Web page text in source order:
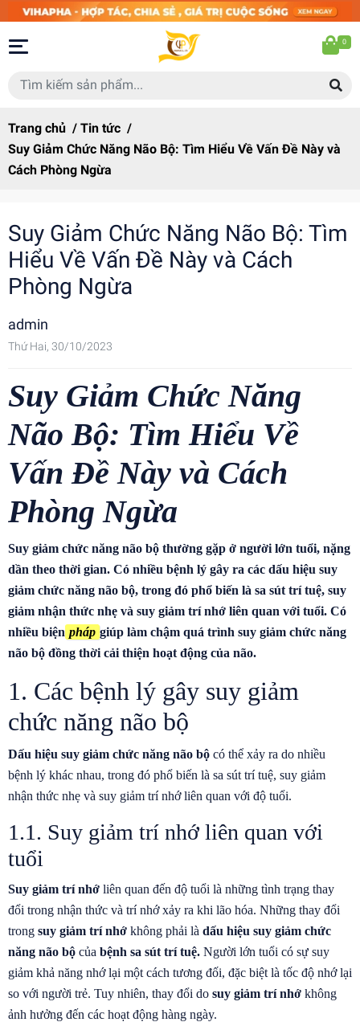
0
Trang chủ / Tin tức /
Suy Giảm Chức Năng Não Bộ: Tìm Hiểu Về Vấn Đề Này và
Cách Phòng Ngừa
Suy Giảm Chức Năng Não Bộ: Tìm
Hiểu Về Vấn Đề Này và Cách
Phòng Ngừa
admin
Thứ Hai, 30/10/2023
Suy Giảm Chức Năng
Não Bộ: Tìm Hiểu Về
Vấn Đề Này và Cách
Phòng Ngừa
Suy giảm chức năng não bộ thường gặp ở người lớn tuổi, nặng
dần theo thời gian. Có nhiều bệnh lý gây ra các dấu hiệu suy
giảm chức năng não bộ, trong đó phổ biến là sa sút trí tuệ, suy
giảm nhận thức nhẹ và suy giảm trí nhớ liên quan với tuổi. Có
nhiều biện pháp giúp làm chậm quá trình suy giảm chức năng
não bộ đồng thời cải thiện hoạt động của não.
1. Các bệnh lý gây suy giảm
chức năng não bộ
Dấu hiệu suy giảm chức năng não bộ có thể xảy ra do nhiều
bệnh lý khác nhau, trong đó phổ biến là sa sút trí tuệ, suy giảm
nhận thức nhẹ và suy giảm trí nhớ liên quan với độ tuổi.
1.1. Suy giảm trí nhớ liên quan với
tuổi
Suy giảm trí nhớ liên quan đến độ tuổi là những tình trạng thay
đổi trong nhận thức và trí nhớ xảy ra khi lão hóa. Những thay đổi
trong suy giảm trí nhớ không phải là dấu hiệu suy giảm chức
năng não bộ của bệnh sa sút trí tuệ. Người lớn tuổi có sự suy
giảm khả năng nhớ lại một cách tương đối, đặc biệt là tốc độ nhớ lại
so với người trẻ. Tuy nhiên, thay đổi do suy giảm trí nhớ không
ảnh hưởng đến các hoạt động hàng ngày.